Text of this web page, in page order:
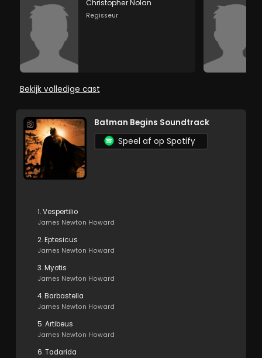
Christopher Nolan
Regisseur
Bekijk volledige cast
Batman Begins Soundtrack
Speel af op Spotify
1. Vespertilio
James Newton Howard
2. Eptesicus
James Newton Howard
3. Myotis
James Newton Howard
4. Barbastella
James Newton Howard
5. Artibeus
James Newton Howard
6. Tadarida